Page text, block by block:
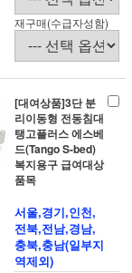
재구매(수급자성함)
[대여상품]3단 분
리이동형 전동침대
탱고플러스 에스베
드(Tango S-bed)
복지용구 급여대상
품목
서울,경기,인천,
전북,전남,경남,
충북,충남(일부지
역제외)